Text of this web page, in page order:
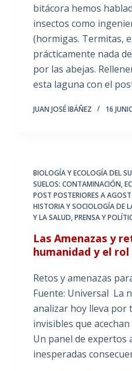
bitácora hemos
insectos como
(hormigas. Termitas,
prácticamente nada
por las abejas.
esta laguna con el
JUAN JOSÉ IBÁÑEZ 16
BIOLOGÍA Y ECOLOGÍA DEL
SUELOS: CONTAMINACIÓN,
POST POSTERIORES A
HISTORIA Y SOCIOLOGÍA DE
Y LA SALUD,PRENSA Y
Las Amenazas y
humanidad y el
Retos y amenazas
Fuente: Universal La
analizar hoy lleva por
invisibles que
Un panel de expertos
inesperadas